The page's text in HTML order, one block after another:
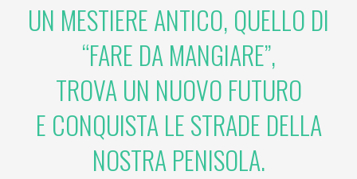
UN MESTIERE ANTICO, QUELLO DI
“FARE DA MANGIARE”,
TROVA UN NUOVO FUTURO
E CONQUISTA LE STRADE DELLA
NOSTRA PENISOLA.